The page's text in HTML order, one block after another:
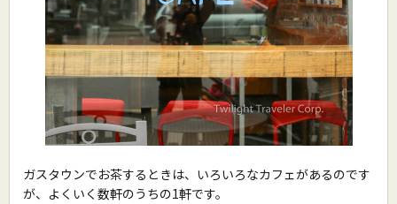
ガスタウンでお茶するときは、いろいろなカフェがあるのです
が、よくいく数軒のうちの1軒です。